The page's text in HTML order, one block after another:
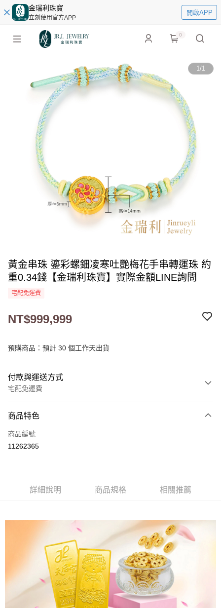
金瑞利珠寶
立刻使用官方APP
開啟APP
0
1/1
黃金串珠 鎏彩螺鈿凌寒吐艷梅花手串轉運珠 約
重0.34錢【金瑞利珠寶】實際金額LINE詢問
宅配免運費
NT$999,999
預購商品：預計 30 個工作天出貨
付款與運送方式
宅配免運費
信用卡一次付款
LINE Pay
ATM付款
運送方式
商品特色
商品編號
11262365
詳細說明 商品規格 相關推薦